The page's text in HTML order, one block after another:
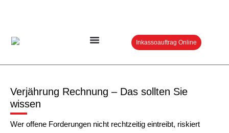
Inkassoauftrag Online
Verjährung Rechnung – Das sollten Sie
wissen
Wer offene Forderungen nicht rechtzeitig eintreibt, riskiert